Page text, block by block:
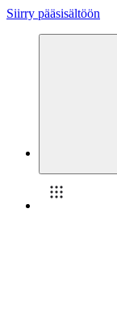
Siirry pääsisältöön